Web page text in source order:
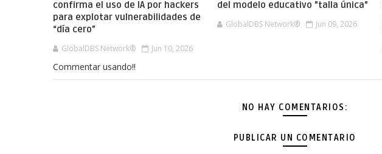
confirma el uso de IA por hackers
para explotar vulnerabilidades de
“día cero”
GlobalDBS Network® Jun 10, 2026
del modelo educativo "talla única"
GlobalDBS Network® Jun 09, 2026
Commentar usando!!
NO HAY COMENTARIOS:
PUBLICAR UN COMENTARIO